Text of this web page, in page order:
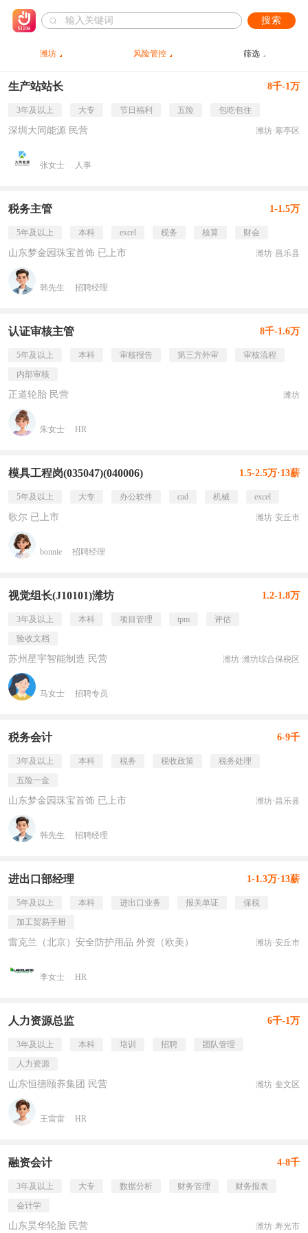
搜索
潍坊 风险管控 筛选
生产站站长 8千-1万
3年及以上 大专 节日福利 五险 包吃包住
深圳大同能源 民营 潍坊·寒亭区
张女士 人事
税务主管 1-1.5万
5年及以上 本科 excel 税务 核算 财会
山东梦金园珠宝首饰 已上市 潍坊·昌乐县
韩先生 招聘经理
认证审核主管 8千-1.6万
5年及以上 本科 审核报告 第三方外审
审核流程
内部审核
正道轮胎 民营 潍坊
朱女士 HR
模具工程岗(035047)(040006) 1.5-2.5万·13薪
5年及以上 大专 办公软件 cad 机械 excel
歌尔 已上市 潍坊·安丘市
bonnie 招聘经理
视觉组长(J10101)潍坊 1.2-1.8万
3年及以上 本科 项目管理 tpm
评估
验收文档
苏州星宇智能制造 民营 潍坊·潍坊综合保税区
马女士 招聘专员
税务会计 6-9千
3年及以上 本科 税务 税收政策
税务处理
五险一金
山东梦金园珠宝首饰 已上市 潍坊·昌乐县
韩先生 招聘经理
进出口部经理 1-1.3万·13薪
5年及以上 本科 进出口业务 报关单证
保税
加工贸易手册
雷克兰（北京）安全防护用品 外资（欧美） 潍坊·安丘市
李女士 HR
人力资源总监 6千-1万
3年及以上 本科 培训 招聘
团队管理
人力资源
山东恒德颐养集团 民营 潍坊·奎文区
王雷雷 HR
融资会计 4-8千
3年及以上 大专 数据分析 财务管理
财务报表
会计学
山东昊华轮胎 民营 潍坊·寿光市